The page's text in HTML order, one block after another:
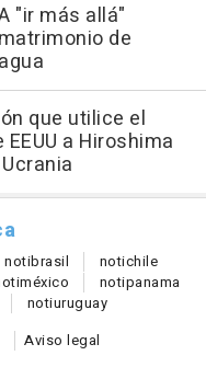
"ir más allá"
de
que utilice el
a Hiroshima
notibrasil notichile
méxico notipanama
notiuruguay
Aviso legal